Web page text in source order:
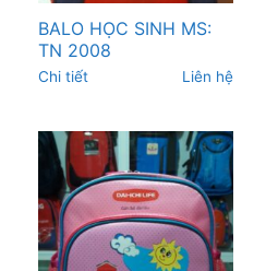
BALO HỌC SINH MS:
TN 2008
Chi tiết Liên hệ